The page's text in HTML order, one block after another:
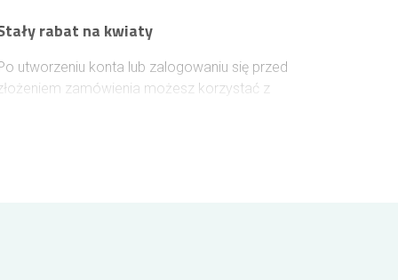
rabat na kwiaty
utworzeniu konta lub zalogowaniu się przed
zamówienia możesz korzystać z